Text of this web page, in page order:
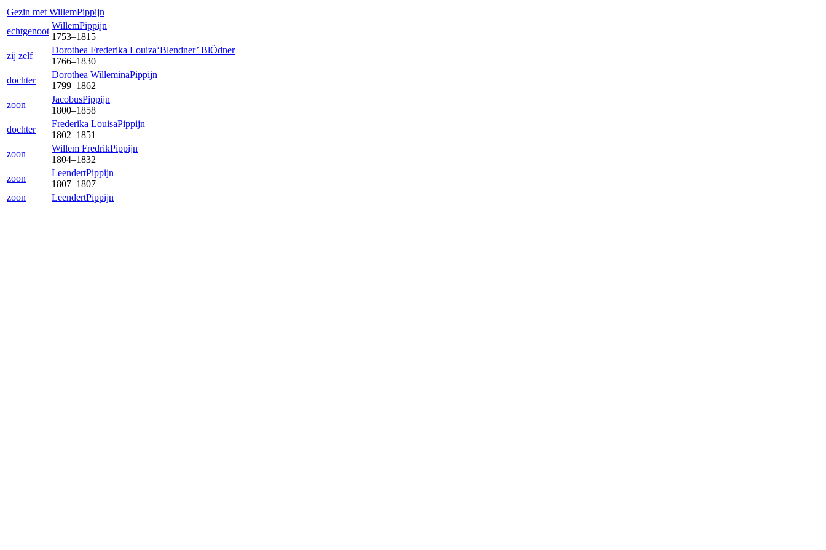
Gezin met WillemPippijn
echtgenoot
WillemPippijn
1753–1815
zij zelf
Dorothea Frederika Louiza‘Blendner’ BlÖdner
1766–1830
dochter
Dorothea WilleminaPippijn
1799–1862
zoon
JacobusPippijn
1800–1858
dochter
Frederika LouisaPippijn
1802–1851
zoon
Willem FredrikPippijn
1804–1832
zoon
LeendertPippijn
1807–1807
zoon
LeendertPippijn